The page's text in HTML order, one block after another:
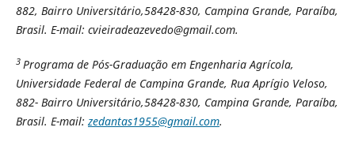
882, Bairro Universitário,58428-830, Campina Grande, Paraíba,
Brasil. E-mail: cvieiradeazevedo@gmail.com.
3 Programa de Pós-Graduação em Engenharia Agrícola,
Universidade Federal de Campina Grande, Rua Aprígio Veloso,
882- Bairro Universitário,58428-830, Campina Grande, Paraíba,
Brasil. E-mail:zedantas1955@gmail.com.